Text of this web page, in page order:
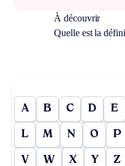
À découvrir
Quelle est la
A B C D E
L M N O P
V W X Y Z